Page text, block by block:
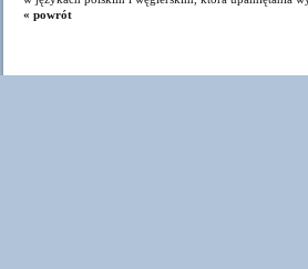
« powrót